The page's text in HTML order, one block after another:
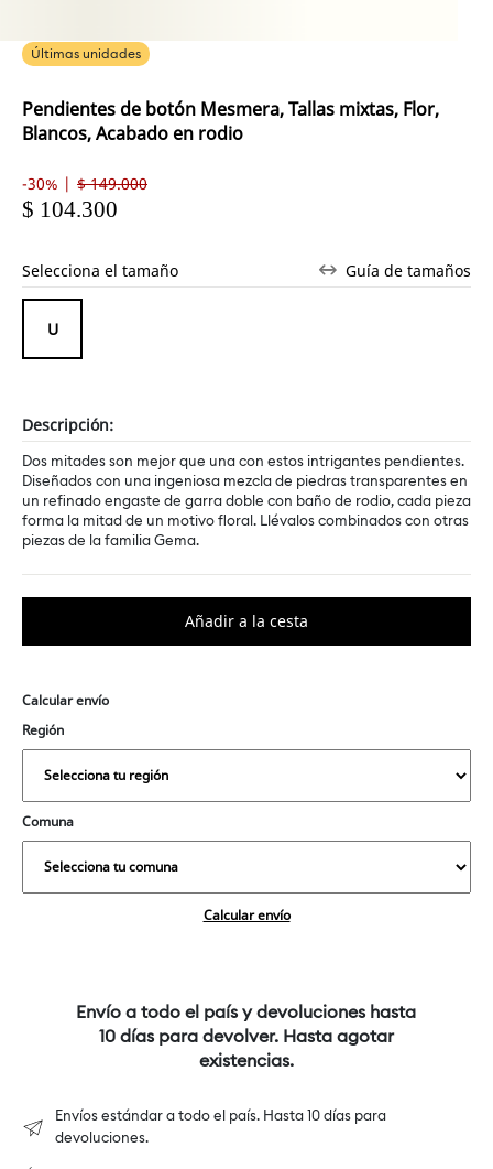
Últimas unidades
Pendientes de botón Mesmera, Tallas mixtas, Flor,
Blancos, Acabado en rodio
-30% | $ 149.000
$ 104.300
Selecciona el tamaño Guía de tamaños
Descripción:
Dos mitades son mejor que una con estos intrigantes pendientes.
Diseñados con una ingeniosa mezcla de piedras transparentes en
un refinado engaste de garra doble con baño de rodio, cada pieza
forma la mitad de un motivo floral. Llévalos combinados con otras
piezas de la familia Gema.
Calcular envío
Región
Comuna
Calcular envío
Envío a todo el país y devoluciones hasta
10 días para devolver. Hasta agotar
existencias.
Envíos estándar a todo el país. Hasta 10 días para
devoluciones.